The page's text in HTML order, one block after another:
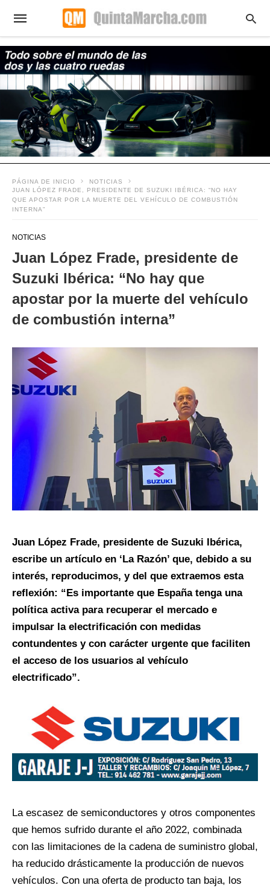
PÁGINA DE INICIO
NOTICIAS
JUAN LÓPEZ FRADE, PRESIDENTE DE SUZUKI IBÉRICA: “NO HAY
QUE APOSTAR POR LA MUERTE DEL VEHÍCULO DE COMBUSTIÓN
INTERNA”
NOTICIAS
Juan López Frade, presidente de
Suzuki Ibérica: “No hay que
apostar por la muerte del vehículo
de combustión interna”
Juan López Frade, presidente de Suzuki Ibérica,
escribe un artículo en ‘La Razón’ que, debido a su
interés, reproducimos, y del que extraemos esta
reflexión: “Es importante que España tenga una
política activa para recuperar el mercado e
impulsar la electrificación con medidas
contundentes y con carácter urgente que faciliten
el acceso de los usuarios al vehículo
electrificado”.
La escasez de semiconductores y otros componentes
que hemos sufrido durante el año 2022, combinada
con las limitaciones de la cadena de suministro global,
ha reducido drásticamente la producción de nuevos
vehículos. Con una oferta de producto tan baja, los